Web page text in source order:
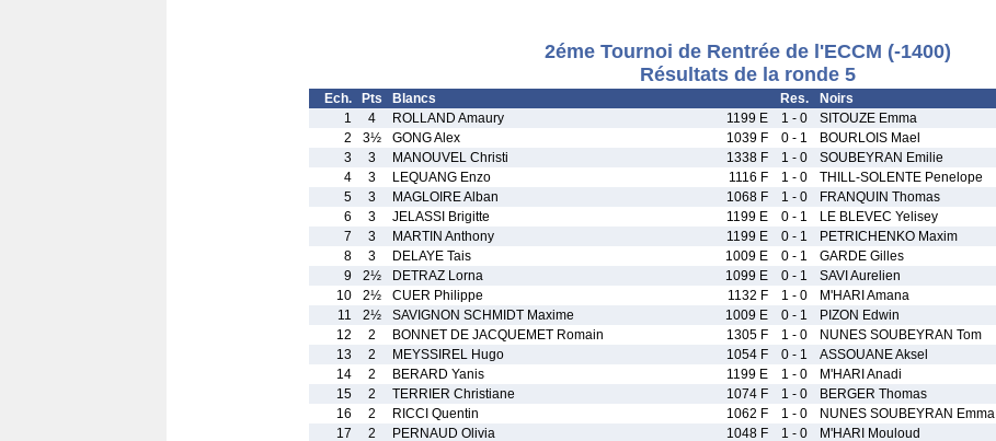
2éme Tournoi de Rentrée de l'ECCM (-1400)
Résultats de la ronde 5
Ech. Pts Blancs Res. Noirs
1
4 ROLLAND Amaury 1199 E 1 - 0 SITOUZE Emma
2
3½ GONG Alex 1039 F 0 - 1 BOURLOIS Mael
3
3 MANOUVEL Christi 1338 F 1 - 0 SOUBEYRAN Emilie
4
3 LEQUANG Enzo 1116 F 1 - 0 THILL-SOLENTE Penelope
5
3 MAGLOIRE Alban 1068 F 1 - 0 FRANQUIN Thomas
6
3 JELASSI Brigitte 1199 E 0 - 1 LE BLEVEC Yelisey
7
3 MARTIN Anthony 1199 E 0 - 1 PETRICHENKO Maxim
8
3 DELAYE Tais 1009 E 0 - 1 GARDE Gilles
9
2½ DETRAZ Lorna 1099 E 0 - 1 SAVI Aurelien
10
2½ CUER Philippe 1132 F 1 - 0 M'HARI Amana
11
2½ SAVIGNON SCHMIDT Maxime 1009 E 0 - 1 PIZON Edwin
12
2 BONNET DE JACQUEMET Romain 1305 F 1 - 0 NUNES SOUBEYRAN Tom
13
2 MEYSSIREL Hugo 1054 F 0 - 1 ASSOUANE Aksel
14
2 BERARD Yanis 1199 E 1 - 0 M'HARI Anadi
15
2 TERRIER Christiane 1074 F 1 - 0 BERGER Thomas
16
2 RICCI Quentin 1062 F 1 - 0 NUNES SOUBEYRAN Emma
17
2 PERNAUD Olivia 1048 F 1 - 0 M'HARI Mouloud